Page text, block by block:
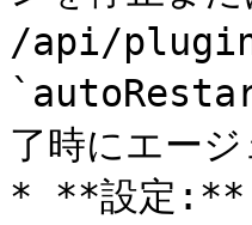
/api/
了時にエー
* **設定:**